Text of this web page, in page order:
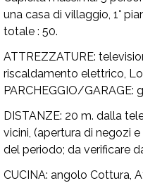
una casa di villaggio, 1°
totale : 50.
ATTREZZATURE:
riscaldamento elettrico,
PARCHEGGIO/GARAGE:
DISTANZE: 20 m. dalla
vicini, (apertura di negozi
del periodo; da verificare
CUCINA: angolo Cottura,